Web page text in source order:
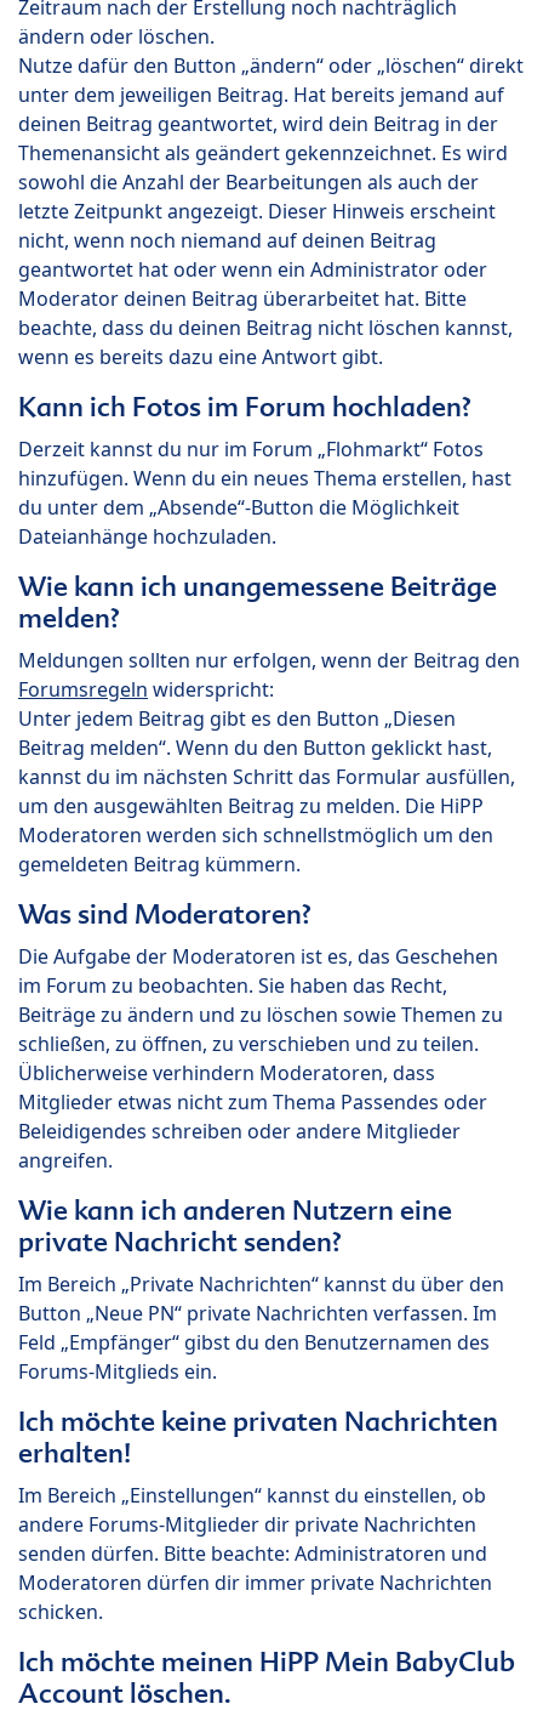
Zeitraum nach der Erstellung noch nachträglich
ändern oder löschen.
Nutze dafür den Button „ändern“ oder „löschen“ direkt
unter dem jeweiligen Beitrag. Hat bereits jemand auf
deinen Beitrag geantwortet, wird dein Beitrag in der
Themenansicht als geändert gekennzeichnet. Es wird
sowohl die Anzahl der Bearbeitungen als auch der
letzte Zeitpunkt angezeigt. Dieser Hinweis erscheint
nicht, wenn noch niemand auf deinen Beitrag
geantwortet hat oder wenn ein Administrator oder
Moderator deinen Beitrag überarbeitet hat. Bitte
beachte, dass du deinen Beitrag nicht löschen kannst,
wenn es bereits dazu eine Antwort gibt.
Kann ich Fotos im Forum hochladen?
Derzeit kannst du nur im Forum „Flohmarkt“ Fotos
hinzufügen. Wenn du ein neues Thema erstellen, hast
du unter dem „Absende“-Button die Möglichkeit
Dateianhänge hochzuladen.
Wie kann ich unangemessene Beiträge
melden?
Meldungen sollten nur erfolgen, wenn der Beitrag den
Forumsregeln widerspricht:
Unter jedem Beitrag gibt es den Button „Diesen
Beitrag melden“. Wenn du den Button geklickt hast,
kannst du im nächsten Schritt das Formular ausfüllen,
um den ausgewählten Beitrag zu melden. Die HiPP
Moderatoren werden sich schnellstmöglich um den
gemeldeten Beitrag kümmern.
Was sind Moderatoren?
Die Aufgabe der Moderatoren ist es, das Geschehen
im Forum zu beobachten. Sie haben das Recht,
Beiträge zu ändern und zu löschen sowie Themen zu
schließen, zu öffnen, zu verschieben und zu teilen.
Üblicherweise verhindern Moderatoren, dass
Mitglieder etwas nicht zum Thema Passendes oder
Beleidigendes schreiben oder andere Mitglieder
angreifen.
Wie kann ich anderen Nutzern eine
private Nachricht senden?
Im Bereich „Private Nachrichten“ kannst du über den
Button „Neue PN“ private Nachrichten verfassen. Im
Feld „Empfänger“ gibst du den Benutzernamen des
Forums-Mitglieds ein.
Ich möchte keine privaten Nachrichten
erhalten!
Im Bereich „Einstellungen“ kannst du einstellen, ob
andere Forums-Mitglieder dir private Nachrichten
senden dürfen. Bitte beachte: Administratoren und
Moderatoren dürfen dir immer private Nachrichten
schicken.
Ich möchte meinen HiPP Mein BabyClub
Account löschen.